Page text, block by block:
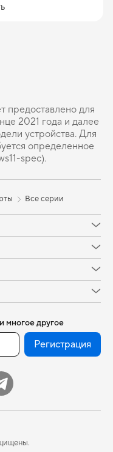
предоставлено для
2021 года и далее
устройства. Для
определенное
spec).
Все серии
многое другое
Регистрация